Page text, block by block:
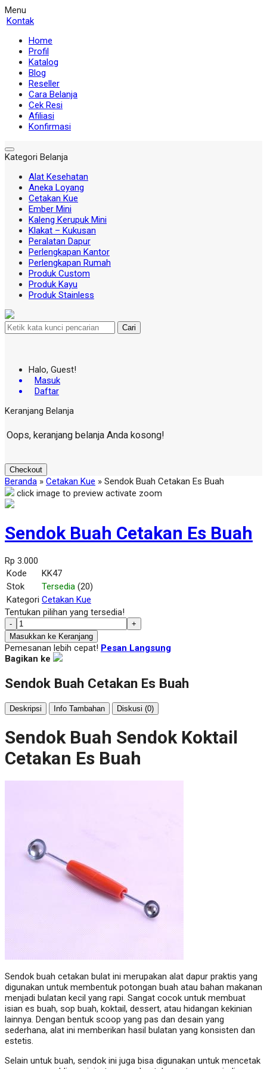
Menu
Kontak
Home
Profil
Katalog
Blog
Reseller
Cara Belanja
Cek Resi
Afiliasi
Konfirmasi
Kategori Belanja
Alat Kesehatan
Aneka Loyang
Cetakan Kue
Ember Mini
Kaleng Kerupuk Mini
Klakat – Kukusan
Peralatan Dapur
Perlengkapan Kantor
Perlengkapan Rumah
Produk Custom
Produk Kayu
Produk Stainless
Cari
Halo, Guest!
Masuk
Daftar
Keranjang Belanja
Oops, keranjang belanja Anda kosong!
Checkout
Beranda » Cetakan Kue » Sendok Buah Cetakan Es Buah
click image to preview activate zoom
Sendok Buah Cetakan Es Buah
Rp 3.000
Kode
KK47
Stok
Tersedia (20)
Kategori Cetakan Kue
Tentukan pilihan yang tersedia!
-
+
Masukkan ke Keranjang
Pemesanan lebih cepat! Pesan Langsung
Bagikan ke
Sendok Buah Cetakan Es Buah
Deskripsi Info Tambahan Diskusi (0)
Sendok Buah Sendok Koktail
Cetakan Es Buah
Sendok buah cetakan bulat ini merupakan alat dapur praktis yang
digunakan untuk membentuk potongan buah atau bahan makanan
menjadi bulatan kecil yang rapi. Sangat cocok untuk membuat
isian es buah, sop buah, koktail, dessert, atau hidangan kekinian
lainnya. Dengan bentuk scoop yang pas dan desain yang
sederhana, alat ini memberikan hasil bulatan yang konsisten dan
estetis.
Selain untuk buah, sendok ini juga bisa digunakan untuk mencetak